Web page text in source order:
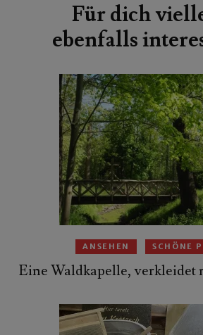
Für dich
ebenfalls
ANSEHEN SCHÖNE
Eine Waldkapelle, verkleidet